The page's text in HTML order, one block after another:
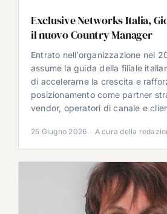
Exclusive Networks Italia,
il nuovo Country Manager
Entrato nell’organizzazione nel
assume la guida della filiale
di accelerarne la crescita e
posizionamento come partner
vendor, operatori di canale e
25 Giugno 2026 · A cura della